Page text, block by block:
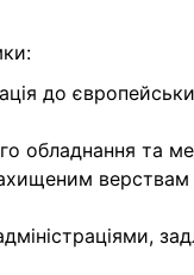
до
обладнання та